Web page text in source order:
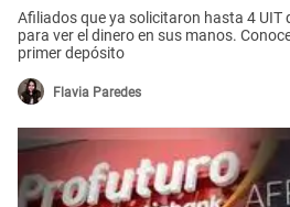
Afiliados que ya solicitaron hasta 4 UIT
para ver el dinero en sus manos.
primer depósito
Flavia Paredes